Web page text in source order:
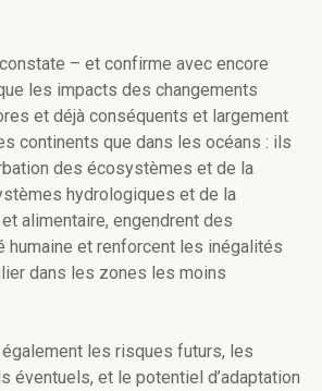
– et confirme avec encore
les impacts des changements
et déjà conséquents et largement
continents que dans les océans : ils
des écosystèmes et de la
hydrologiques et de la
alimentaire, engendrent des
humaine et renforcent les inégalités
dans les zones les moins
les risques futurs, les
éventuels, et le potentiel d’adaptation